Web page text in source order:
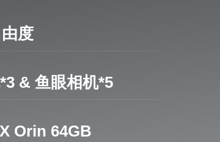
度
& 鱼眼相机*5
Orin 64GB